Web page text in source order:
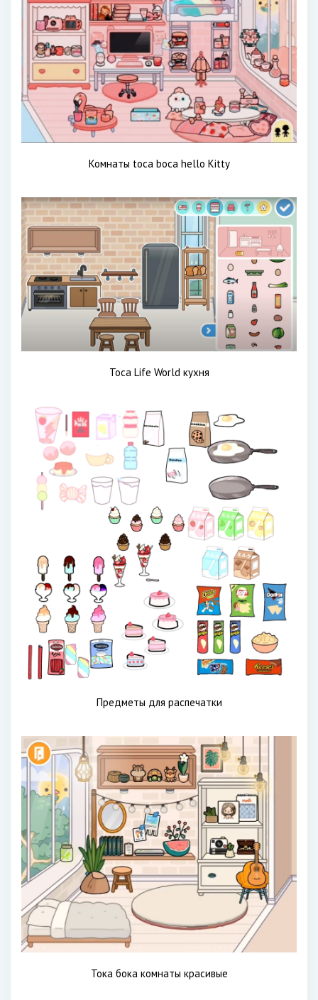
Комнаты toca boca hello Kitty
Toca Life World кухня
Предметы для распечатки
Тока бока комнаты красивые